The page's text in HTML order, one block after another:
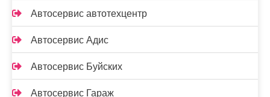
Автосервис автотехцентр
Автосервис Адис
Автосервис Буйских
Автосервис Гараж